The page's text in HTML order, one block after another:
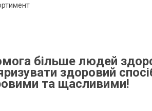
більше людей
здоровий
та щасливими!